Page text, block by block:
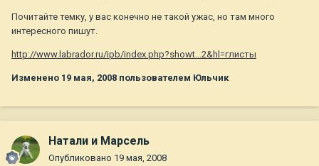
Почитайте темку, у вас конечно не такой ужас, но там много
интересного пишут.
http://www.labrador.ru/ipb/index.php?showt...2&hl=глисты
Изменено 19 мая, 2008 пользователем Юльчик
Натали и Марсель
Опубликовано 19 мая, 2008